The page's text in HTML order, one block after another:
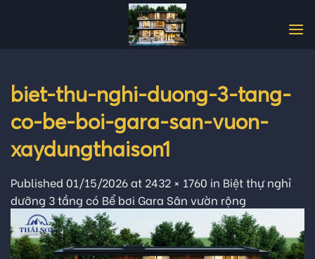
biet-thu-nghi-duong-3-tang-
co-be-boi-gara-san-vuon-
xaydungthaison1
Published 01/15/2026at 2432 × 1760 in Biệt thự nghỉ
dưỡng 3 tầng có Bể bơi Gara Sân vườn rộng